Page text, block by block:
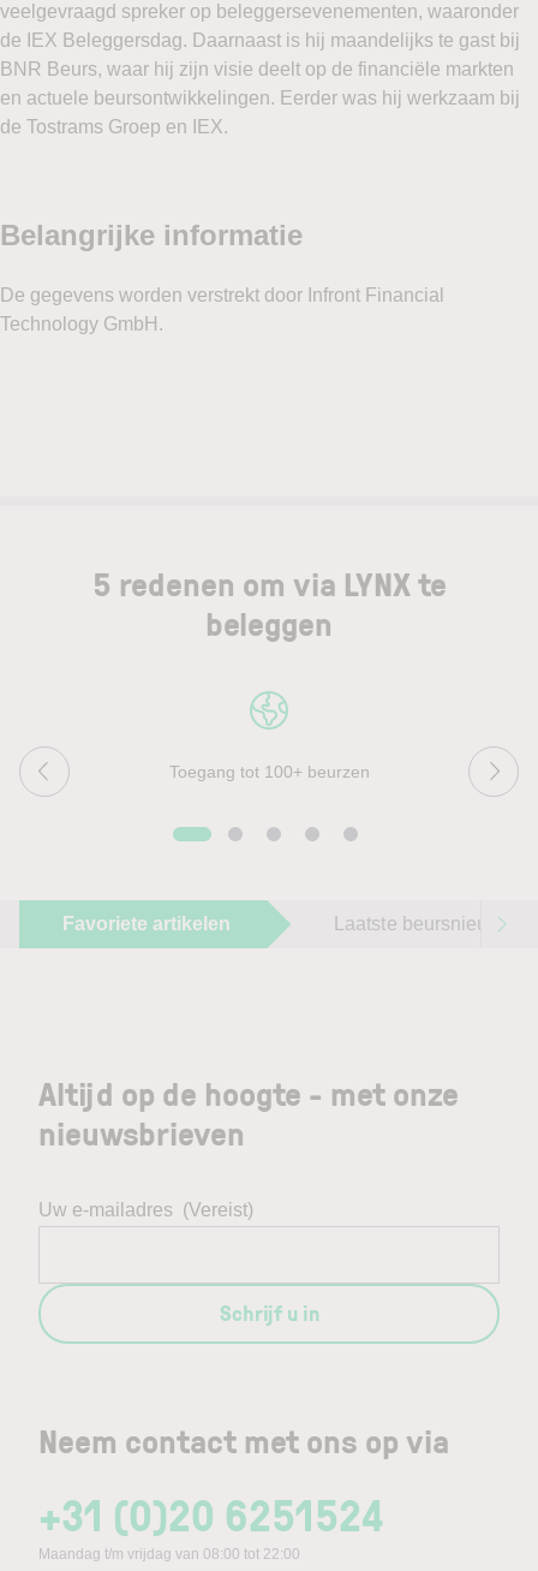
veelgevraagd spreker op beleggersevenementen, waaronder
de IEX Beleggersdag. Daarnaast is hij maandelijks te gast bij
BNR Beurs, waar hij zijn visie deelt op de financiële markten
en actuele beursontwikkelingen. Eerder was hij werkzaam bij
de Tostrams Groep en IEX.
5 redenen om via LYNX te
beleggen
Toegang tot 100+ beurzen
Favoriete artikelen Laatste beursnieuws
Neem contact met ons op via
+31 (0)20 6251524
Maandag t/m vrijdag van 08:00 tot 22:00
Altijd op de hoogte - met onze
nieuwsbrieven
Uw e-mailadres (Vereist)
Schrijf u in